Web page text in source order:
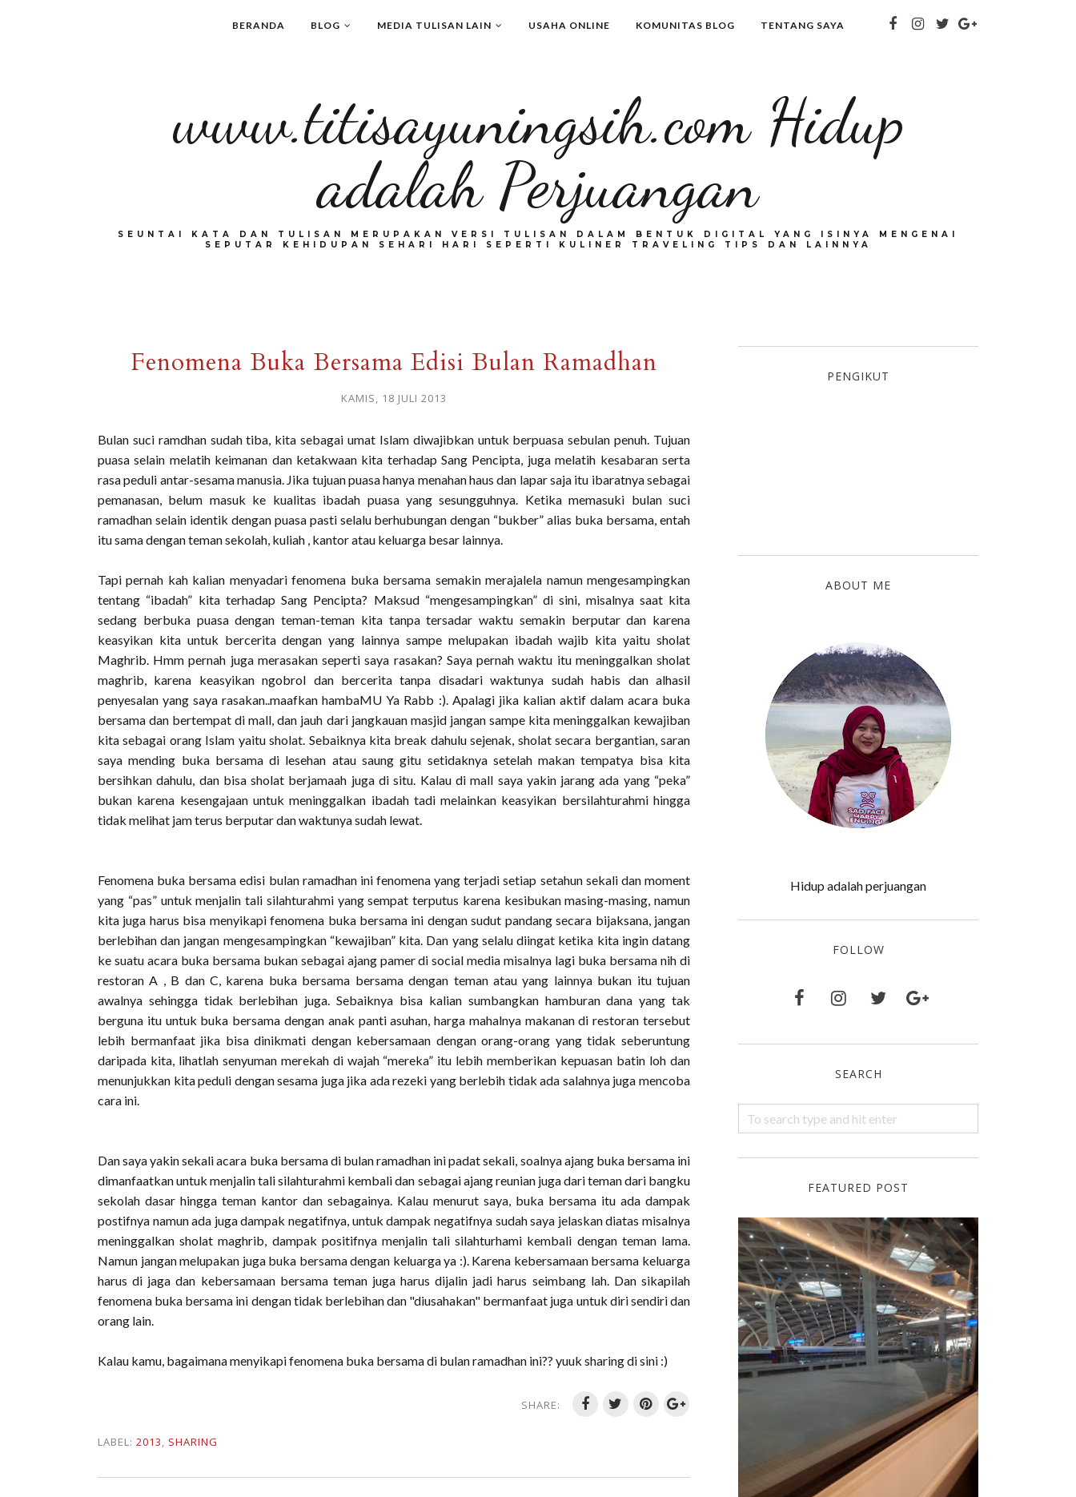
BERANDA BLOG MEDIA TULISAN LAIN USAHA ONLINE KOMUNITAS BLOG TENTANG SAYA
www.titisayuningsih.com Hidup
adalah Perjuangan
SEUNTAI KATA DAN TULISAN MERUPAKAN VERSI TULISAN DALAM BENTUK DIGITAL YANG ISINYA MENGENAI
SEPUTAR KEHIDUPAN SEHARI HARI SEPERTI KULINER TRAVELING TIPS DAN LAINNYA
Fenomena Buka Bersama Edisi Bulan Ramadhan
KAMIS, 18 JULI 2013
Bulan suci ramdhan sudah tiba, kita sebagai umat Islam diwajibkan untuk berpuasa sebulan penuh. Tujuan
puasa selain melatih keimanan dan ketakwaan kita terhadap Sang Pencipta, juga melatih kesabaran serta
rasa peduli antar-sesama manusia. Jika tujuan puasa hanya menahan haus dan lapar saja itu ibaratnya sebagai
pemanasan, belum masuk ke kualitas ibadah puasa yang sesungguhnya. Ketika memasuki bulan suci
ramadhan selain identik dengan puasa pasti selalu berhubungan dengan “bukber” alias buka bersama, entah
itu sama dengan teman sekolah, kuliah , kantor atau keluarga besar lainnya.
Tapi pernah kah kalian menyadari fenomena buka bersama semakin merajalela namun mengesampingkan
tentang “ibadah” kita terhadap Sang Pencipta? Maksud “mengesampingkan” di sini, misalnya saat kita
sedang berbuka puasa dengan teman-teman kita tanpa tersadar waktu semakin berputar dan karena
keasyikan kita untuk bercerita dengan yang lainnya sampe melupakan ibadah wajib kita yaitu sholat
Maghrib. Hmm pernah juga merasakan seperti saya rasakan? Saya pernah waktu itu meninggalkan sholat
maghrib, karena keasyikan ngobrol dan bercerita tanpa disadari waktunya sudah habis dan alhasil
penyesalan yang saya rasakan..maafkan hambaMU Ya Rabb :). Apalagi jika kalian aktif dalam acara buka
bersama dan bertempat di mall, dan jauh dari jangkauan masjid jangan sampe kita meninggalkan kewajiban
kita sebagai orang Islam yaitu sholat. Sebaiknya kita break dahulu sejenak, sholat secara bergantian, saran
saya mending buka bersama di lesehan atau saung gitu setidaknya setelah makan tempatya bisa kita
bersihkan dahulu, dan bisa sholat berjamaah juga di situ. Kalau di mall saya yakin jarang ada yang “peka”
bukan karena kesengajaan untuk meninggalkan ibadah tadi melainkan keasyikan bersilahturahmi hingga
tidak melihat jam terus berputar dan waktunya sudah lewat.
Fenomena buka bersama edisi bulan ramadhan ini fenomena yang terjadi setiap setahun sekali dan moment
yang “pas” untuk menjalin tali silahturahmi yang sempat terputus karena kesibukan masing-masing, namun
kita juga harus bisa menyikapi fenomena buka bersama ini dengan sudut pandang secara bijaksana, jangan
berlebihan dan jangan mengesampingkan “kewajiban” kita. Dan yang selalu diingat ketika kita ingin datang
ke suatu acara buka bersama bukan sebagai ajang pamer di social media misalnya lagi buka bersama nih di
restoran A , B dan C, karena buka bersama bersama dengan teman atau yang lainnya bukan itu tujuan
awalnya sehingga tidak berlebihan juga. Sebaiknya bisa kalian sumbangkan hamburan dana yang tak
berguna itu untuk buka bersama dengan anak panti asuhan, harga mahalnya makanan di restoran tersebut
lebih bermanfaat jika bisa dinikmati dengan kebersamaan dengan orang-orang yang tidak seberuntung
daripada kita, lihatlah senyuman merekah di wajah “mereka” itu lebih memberikan kepuasan batin loh dan
menunjukkan kita peduli dengan sesama juga jika ada rezeki yang berlebih tidak ada salahnya juga mencoba
cara ini.
Dan saya yakin sekali acara buka bersama di bulan ramadhan ini padat sekali, soalnya ajang buka bersama ini
dimanfaatkan untuk menjalin tali silahturahmi kembali dan sebagai ajang reunian juga dari teman dari bangku
sekolah dasar hingga teman kantor dan sebagainya. Kalau menurut saya, buka bersama itu ada dampak
postifnya namun ada juga dampak negatifnya, untuk dampak negatifnya sudah saya jelaskan diatas misalnya
meninggalkan sholat maghrib, dampak positifnya menjalin tali silahturhami kembali dengan teman lama.
Namun jangan melupakan juga buka bersama dengan keluarga ya :). Karena kebersamaan bersama keluarga
harus di jaga dan kebersamaan bersama teman juga harus dijalin jadi harus seimbang lah. Dan sikapilah
fenomena buka bersama ini dengan tidak berlebihan dan "diusahakan" bermanfaat juga untuk diri sendiri dan
orang lain.
Kalau kamu, bagaimana menyikapi fenomena buka bersama di bulan ramadhan ini?? yuuk sharing di sini :)
SHARE:
LABEL: 2013, SHARING
PENGIKUT
ABOUT ME
Hidup adalah perjuangan
FOLLOW
SEARCH
FEATURED POST